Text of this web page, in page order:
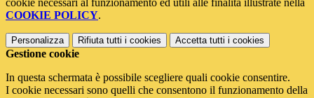
cookie necessari al funzionamento ed utili alle finalità illustrate nella
COOKIE POLICY.
Personalizza Rifiuta tutti i cookies Accetta tutti i cookies
Gestione cookie
In questa schermata è possibile scegliere quali cookie consentire.
I cookie necessari sono quelli che consentono il funzionamento della